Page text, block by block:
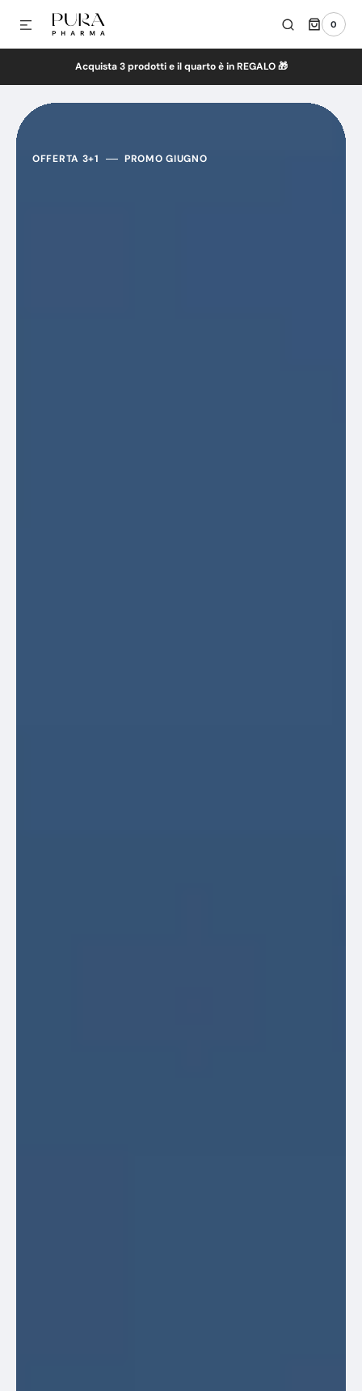
AI CONTENUTI 0
0
ARTICOLI
Acquista 3 prodotti e il quarto è in REGALO 🎁
OFFERTA 3+1 PROMO GIUGNO